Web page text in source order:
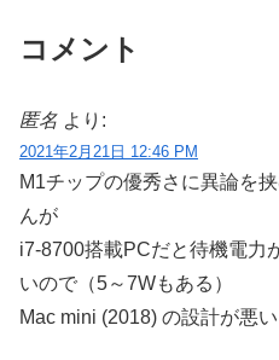
コメント
匿名 より:
2021年2月21日 12:46 PM
M1チップの優秀さに異論を
んが
i7-8700搭載PCだと待機電力
いので（5～7Wもある）
Mac mini (2018) の設計が悪